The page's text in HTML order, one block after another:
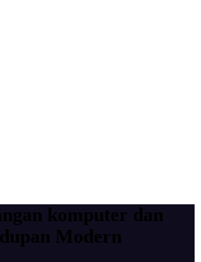
komputer dan
Modern